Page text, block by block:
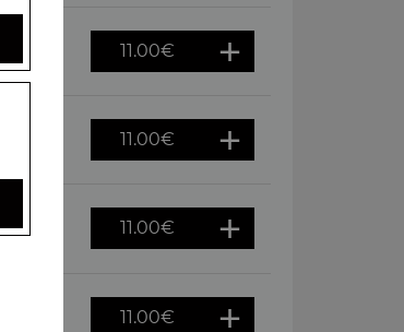
11.00€
11.00€
11.00€
11.00€